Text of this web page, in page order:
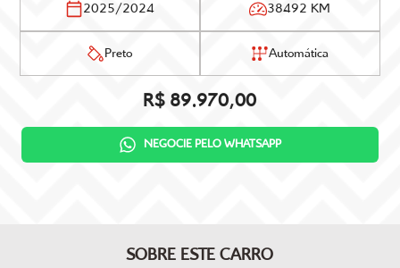
2025/2024 38492 KM
Preto Automática
R$ 89.970,00
NEGOCIE PELO WHATSAPP
SOBRE ESTE CARRO